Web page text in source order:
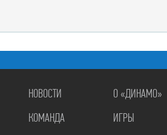
НОВОСТИ
О «ДИНАМО»
КОМАНДА
ИГРЫ